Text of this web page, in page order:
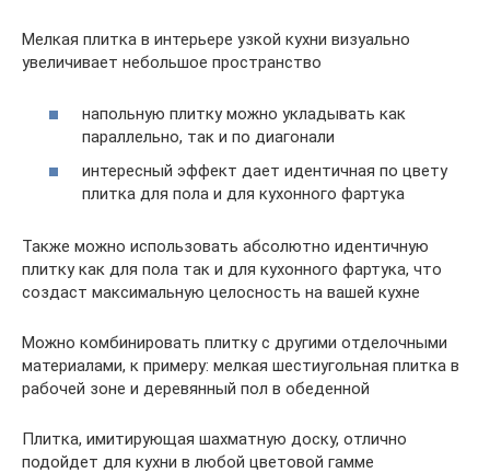
Мелкая плитка в интерьере узкой кухни визуально
увеличивает небольшое пространство
напольную плитку можно укладывать как
параллельно, так и по диагонали
интересный эффект дает идентичная по цвету
плитка для пола и для кухонного фартука
Также можно использовать абсолютно идентичную
плитку как для пола так и для кухонного фартука, что
создаст максимальную целосность на вашей кухне
Можно комбинировать плитку с другими отделочными
материалами, к примеру: мелкая шестиугольная плитка в
рабочей зоне и деревянный пол в обеденной
Плитка, имитирующая шахматную доску, отлично
подойдет для кухни в любой цветовой гамме